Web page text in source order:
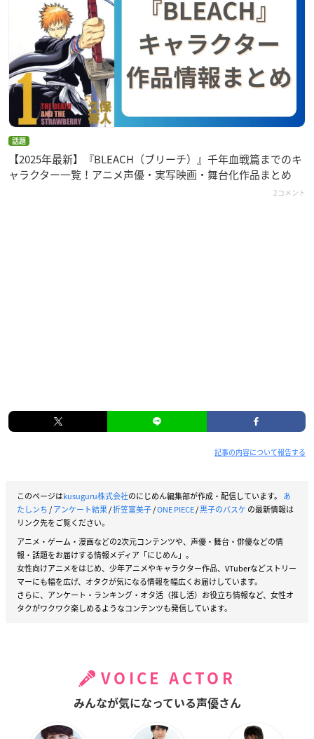
話題
【2025年最新】『BLEACH（ブリーチ）』千年血戦篇までのキ
ャラクター一覧！アニメ声優・実写映画・舞台化作品まとめ
2コメント
記事の内容について報告する
このページはkusuguru株式会社のにじめん編集部が作成・配信しています。 あ
たしンち/アンケート結果/折笠富美子/ONE PIECE/黒子のバスケ の最新情報は
リンク先をご覧ください。
アニメ・ゲーム・漫画などの2次元コンテンツや、声優・舞台・俳優などの情
報・話題をお届けする情報メディア「にじめん」。
女性向けアニメをはじめ、少年アニメやキャラクター作品、VTuberなどストリー
マーにも幅を広げ、オタクが気になる情報を幅広くお届けしています。
さらに、アンケート・ランキング・オタ活（推し活）お役立ち情報など、女性オ
タクがワクワク楽しめるようなコンテンツも発信しています。
VOICE ACTOR
みんなが気になっている声優さん